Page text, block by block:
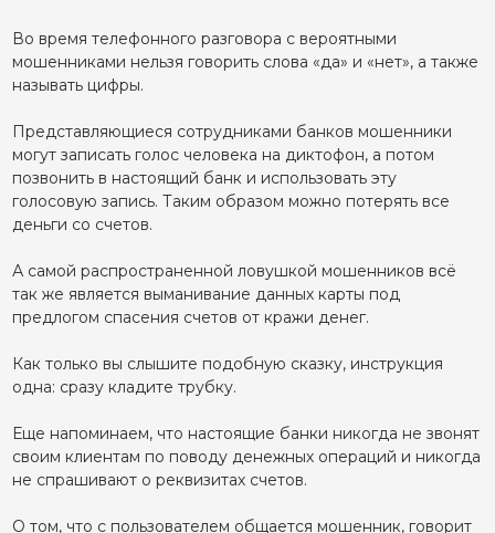
Во время телефонного разговора с вероятными
мошенниками нельзя говорить слова «да» и «нет», а также
называть цифры.
Представляющиеся сотрудниками банков мошенники
могут записать голос человека на диктофон, а потом
позвонить в настоящий банк и использовать эту
голосовую запись. Таким образом можно потерять все
деньги со счетов.
А самой распространенной ловушкой мошенников всё
так же является выманивание данных карты под
предлогом спасения счетов от кражи денег.
Как только вы слышите подобную сказку, инструкция
одна: сразу кладите трубку.
Еще напоминаем, что настоящие банки никогда не звонят
своим клиентам по поводу денежных операций и никогда
не спрашивают о реквизитах счетов.
О том, что с пользователем общается мошенник, говорит